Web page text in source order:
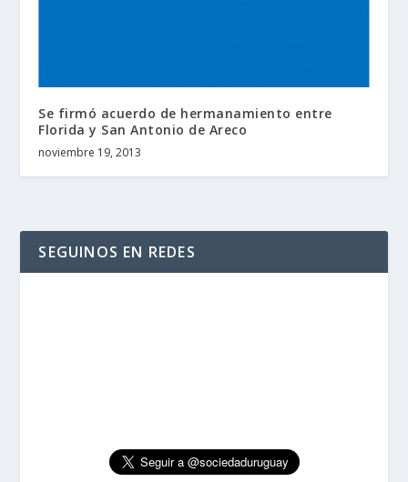
Se firmó acuerdo de hermanamiento entre
Florida y San Antonio de Areco
noviembre 19, 2013
SEGUINOS EN REDES